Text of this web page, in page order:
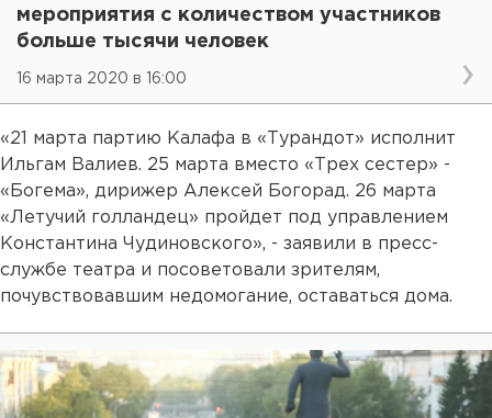
мероприятия с количеством участников
больше тысячи человек
16 марта 2020 в 16:00
«21 марта партию Калафа в «Турандот» исполнит
Ильгам Валиев. 25 марта вместо «Трех сестер» -
«Богема», дирижер Алексей Богорад. 26 марта
«Летучий голландец» пройдет под управлением
Константина Чудиновского», - заявили в пресс-
службе театра и посоветовали зрителям,
почувствовавшим недомогание, оставаться дома.